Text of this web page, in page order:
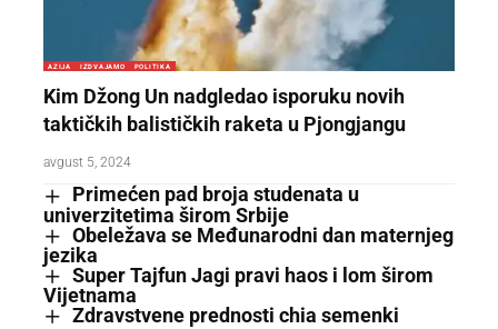
AZIJA IZDVAJAMO POLITIKA
Kim Džong Un nadgledao isporuku novih
taktičkih balističkih raketa u Pjongjangu
avgust 5, 2024
Primećen pad broja studenata u
univerzitetima širom Srbije
Obeležava se Međunarodni dan maternjeg
jezika
Super Tajfun Jagi pravi haos i lom širom
Vijetnama
Zdravstvene prednosti chia semenki